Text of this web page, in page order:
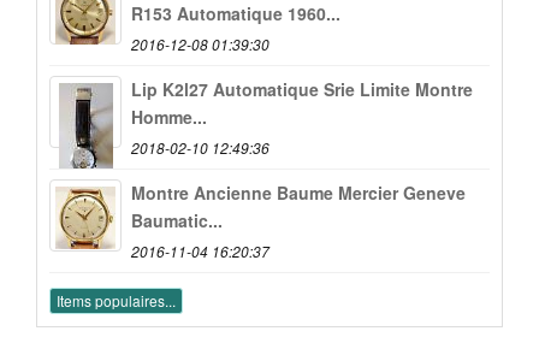
R153 Automatique 1960...
2016-12-08 01:39:30
Lip K2l27 Automatique Srie Limite Montre
Homme...
2018-02-10 12:49:36
Montre Ancienne Baume Mercier Geneve
Baumatic...
2016-11-04 16:20:37
Items populaires...